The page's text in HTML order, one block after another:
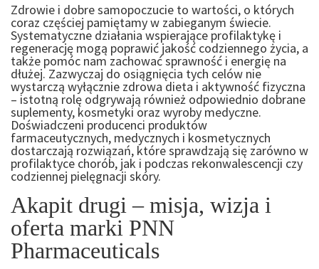
Zdrowie i dobre samopoczucie to wartości, o których
coraz częściej pamiętamy w zabieganym świecie.
Systematyczne działania wspierające profilaktykę i
regenerację mogą poprawić jakość codziennego życia, a
także pomóc nam zachować sprawność i energię na
dłużej. Zazwyczaj do osiągnięcia tych celów nie
wystarczą wyłącznie zdrowa dieta i aktywność fizyczna
– istotną rolę odgrywają również odpowiednio dobrane
suplementy, kosmetyki oraz wyroby medyczne.
Doświadczeni producenci produktów
farmaceutycznych, medycznych i kosmetycznych
dostarczają rozwiązań, które sprawdzają się zarówno w
profilaktyce chorób, jak i podczas rekonwalescencji czy
codziennej pielęgnacji skóry.
Akapit drugi – misja, wizja i
oferta marki PNN
Pharmaceuticals